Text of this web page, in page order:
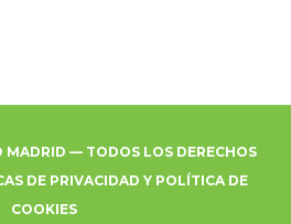
— TODOS LOS DERECHOS
DE PRIVACIDAD Y POLÍTICA DE
COOKIES